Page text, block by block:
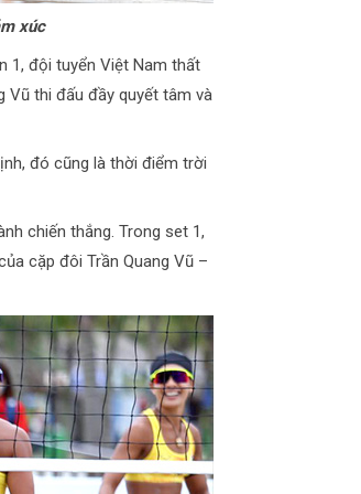
xúc
1, đội tuyển Việt Nam thất
Vũ thi đấu đầy quyết tâm và
đó cũng là thời điểm trời
chiến thắng. Trong set 1,
cặp đôi Trần Quang Vũ –